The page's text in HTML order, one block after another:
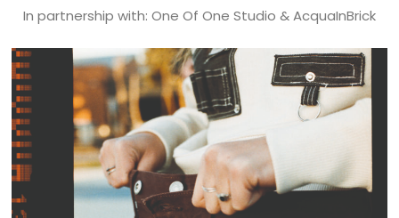
In partnership with: One Of One Studio & AcquaInBrick